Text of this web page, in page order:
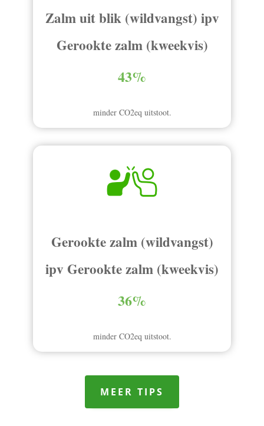
Zalm uit blik (wildvangst) ipv
Gerookte zalm (kweekvis)
43%
minder CO2eq uitstoot.
Gerookte zalm (wildvangst)
ipv Gerookte zalm (kweekvis)
36%
minder CO2eq uitstoot.
MEER TIPS